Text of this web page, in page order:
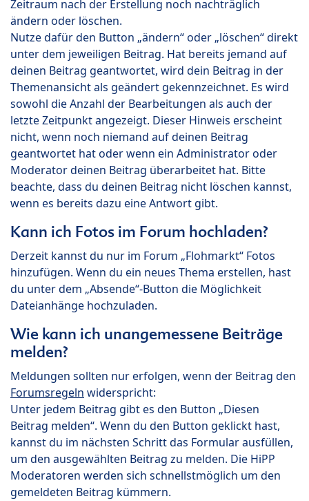
Zeitraum nach der Erstellung noch nachträglich
ändern oder löschen.
Nutze dafür den Button „ändern“ oder „löschen“ direkt
unter dem jeweiligen Beitrag. Hat bereits jemand auf
deinen Beitrag geantwortet, wird dein Beitrag in der
Themenansicht als geändert gekennzeichnet. Es wird
sowohl die Anzahl der Bearbeitungen als auch der
letzte Zeitpunkt angezeigt. Dieser Hinweis erscheint
nicht, wenn noch niemand auf deinen Beitrag
geantwortet hat oder wenn ein Administrator oder
Moderator deinen Beitrag überarbeitet hat. Bitte
beachte, dass du deinen Beitrag nicht löschen kannst,
wenn es bereits dazu eine Antwort gibt.
Kann ich Fotos im Forum hochladen?
Derzeit kannst du nur im Forum „Flohmarkt“ Fotos
hinzufügen. Wenn du ein neues Thema erstellen, hast
du unter dem „Absende“-Button die Möglichkeit
Dateianhänge hochzuladen.
Wie kann ich unangemessene Beiträge
melden?
Meldungen sollten nur erfolgen, wenn der Beitrag den
Forumsregeln widerspricht:
Unter jedem Beitrag gibt es den Button „Diesen
Beitrag melden“. Wenn du den Button geklickt hast,
kannst du im nächsten Schritt das Formular ausfüllen,
um den ausgewählten Beitrag zu melden. Die HiPP
Moderatoren werden sich schnellstmöglich um den
gemeldeten Beitrag kümmern.